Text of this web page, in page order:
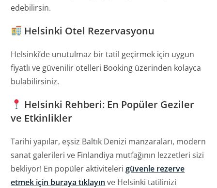
edebilirsin.
Helsinki Otel Rezervasyonu
Helsinki’de unutulmaz bir tatil geçirmek için uygun
fiyatlı ve güvenilir otelleri Booking üzerinden kolayca
bulabilirsiniz.
Helsinki Rehberi: En Popüler Geziler
ve Etkinlikler
Tarihi yapılar, eşsiz Baltık Denizi manzaraları, modern
sanat galerileri ve Finlandiya mutfağının lezzetleri sizi
bekliyor! En popüler aktivitelerigüvenle rezerve
etmek için buraya tıklayın ve Helsinki tatilinizi